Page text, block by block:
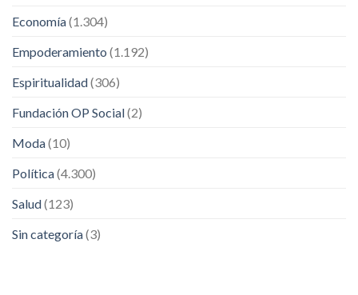
Economía(1.304)
Empoderamiento (1.192)
Espiritualidad(306)
Fundación OP Social(2)
Moda(10)
Política(4.300)
Salud(123)
Sin categoría(3)